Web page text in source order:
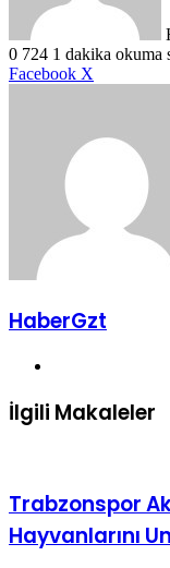
0 724 1 dakika okuma
Facebook X
HaberGzt
İlgili Makaleler
Trabzonspor
Hayvanlarını